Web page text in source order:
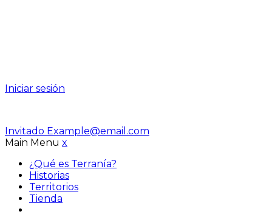
Iniciar sesión
Invitado Example@email.com
Main Menu x
¿Qué es Terranía?
Historias
Territorios
Tienda